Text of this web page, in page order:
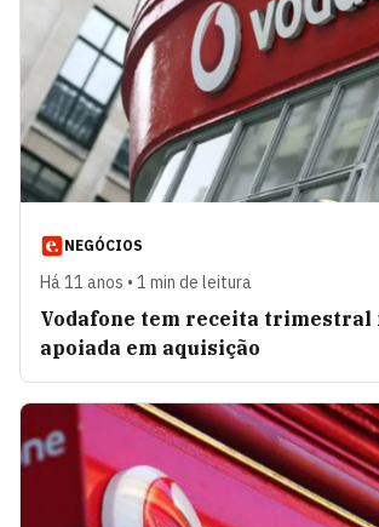
NEGÓCIOS
Há 11 anos • 1 min de leitura
Vodafone tem receita trimestral
apoiada em aquisição